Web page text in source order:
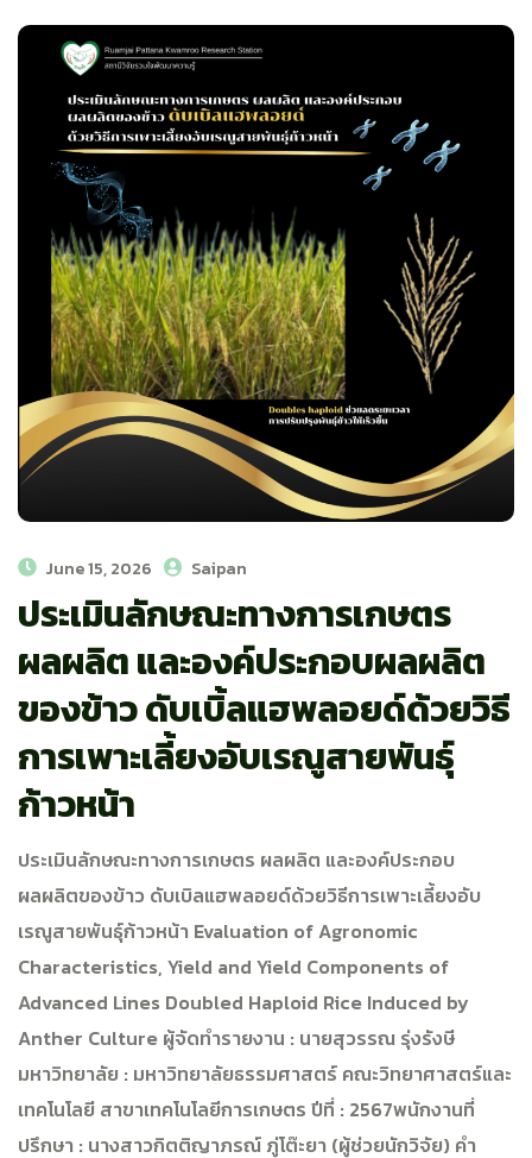
June 15, 2026 Saipan
ประเมินลักษณะทางการเกษตร
ผลผลิต และองค์ประกอบผลผลิต
ของข้าว ดับเบิ้ลแฮพลอยด์ด้วยวิธี
การเพาะเลี้ยงอับเรณูสายพันธุ์
ก้าวหน้า
ประเมินลักษณะทางการเกษตร ผลผลิต และองค์ประกอบ
ผลผลิตของข้าว ดับเบิลแฮพลอยด์ด้วยวิธีการเพาะเลี้ยงอับ
เรณูสายพันธุ์ก้าวหน้า Evaluation of Agronomic
Characteristics, Yield and Yield Components of
Advanced Lines Doubled Haploid Rice Induced by
Anther Culture ผู้จัดทำรายงาน : นายสุวรรณ รุ่งรังษี
มหาวิทยาลัย : มหาวิทยาลัยธรรมศาสตร์ คณะวิทยาศาสตร์และ
เทคโนโลยี สาขาเทคโนโลยีการเกษตร ปีที่ : 2567พนักงานที่
ปรึกษา : นางสาวกิตติญาภรณ์ ภู่โต๊ะยา (ผู้ช่วยนักวิจัย) คำ